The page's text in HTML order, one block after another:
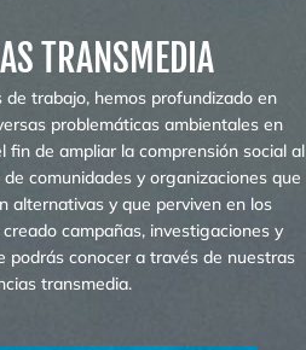
TRANSMEDIA
trabajo, hemos profundizado en
problemáticas ambientales en
fin de ampliar la comprensión social al
comunidades y organizaciones que
alternativas y que perviven en los
campañas, investigaciones y
podrás conocer a través de nuestras
transmedia.